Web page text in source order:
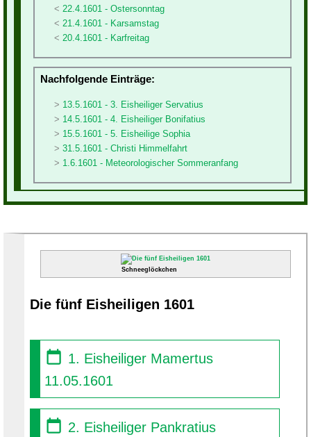
22.4.1601 - Ostersonntag
21.4.1601 - Karsamstag
20.4.1601 - Karfreitag
Nachfolgende Einträge:
13.5.1601 - 3. Eisheiliger Servatius
14.5.1601 - 4. Eisheiliger Bonifatius
15.5.1601 - 5. Eisheilige Sophia
31.5.1601 - Christi Himmelfahrt
1.6.1601 - Meteorologischer Sommeranfang
Schneeglöckchen
Die fünf Eisheiligen 1601
1. Eisheiliger Mamertus
11.05.1601
2. Eisheiliger Pankratius